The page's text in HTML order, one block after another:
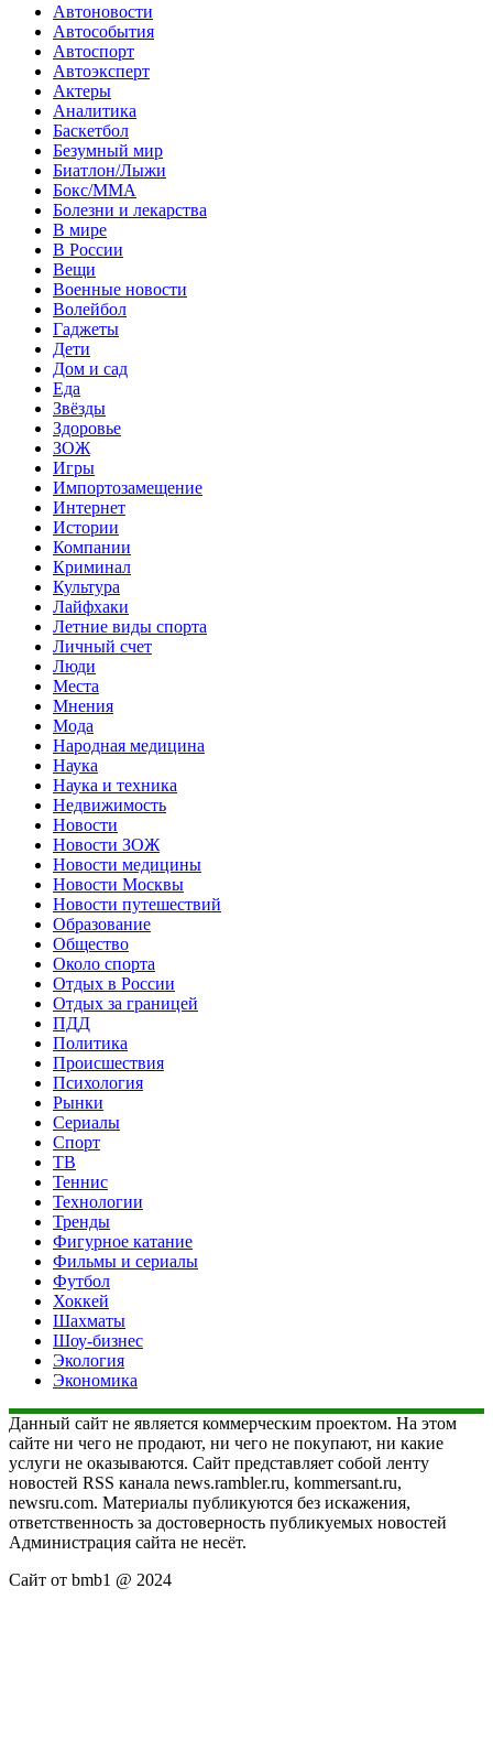
Автоновости
Автособытия
Автоспорт
Автоэксперт
Актеры
Аналитика
Баскетбол
Безумный мир
Биатлон/Лыжи
Бокс/MMA
Болезни и лекарства
В мире
В России
Вещи
Военные новости
Волейбол
Гаджеты
Дети
Дом и сад
Еда
Звёзды
Здоровье
ЗОЖ
Игры
Импортозамещение
Интернет
Истории
Компании
Криминал
Культура
Лайфхаки
Летние виды спорта
Личный счет
Люди
Места
Мнения
Мода
Народная медицина
Наука
Наука и техника
Недвижимость
Новости
Новости ЗОЖ
Новости медицины
Новости Москвы
Новости путешествий
Образование
Общество
Около спорта
Отдых в России
Отдых за границей
ПДД
Политика
Происшествия
Психология
Рынки
Сериалы
Спорт
ТВ
Теннис
Технологии
Тренды
Фигурное катание
Фильмы и сериалы
Футбол
Хоккей
Шахматы
Шоу-бизнес
Экология
Экономика
Данный сайт не является коммерческим проектом. На этом
сайте ни чего не продают, ни чего не покупают, ни какие
услуги не оказываются. Сайт представляет собой ленту
новостей RSS канала news.rambler.ru, kommersant.ru,
newsru.com. Материалы публикуются без искажения,
ответственность за достоверность публикуемых новостей
Администрация сайта не несёт.
Сайт от bmb1 @ 2024